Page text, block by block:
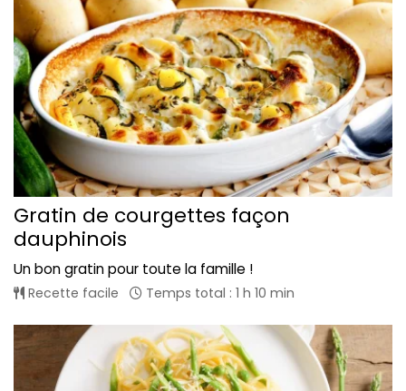
L'actu cuisine
Connexion
Gratin de courgettes façon
dauphinois
Un bon gratin pour toute la famille !
Recette facile Temps total : 1 h 10 min